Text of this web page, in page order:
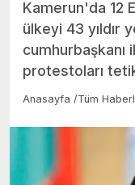
Kamerun'da 12
ülkeyi 43 yıldır
protestoları
Anasayfa /Tüm